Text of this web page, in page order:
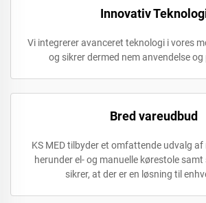
Innovativ
Vi integrerer avanceret teknologi i vores
og sikrer dermed nem anvendelse og
Bred vareudbud
KS MED tilbyder et omfattende udvalg
herunder el- og manuelle kørestole
sikrer, at der er en løsning til